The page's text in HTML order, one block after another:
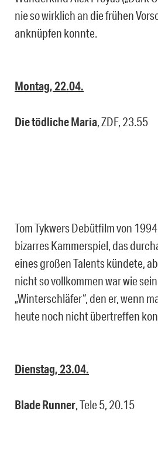
nie so wirklich an die frühen
anknüpfen konnte.
Montag, 22.04.
Die tödliche Maria , ZDF, 23.55
Tom Tykwers Debütfilm von
bizarres Kammerspiel, das
eines großen Talents kündete,
nicht so vollkommen war wie
„Winterschläfer“, den er, wenn
heute noch nicht übertreffen
Dienstag, 23.04.
Blade Runner , Tele 5, 20.15